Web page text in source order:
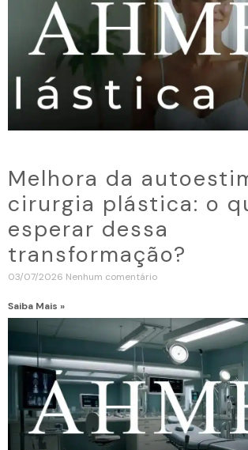
Melhora da
cirurgia plástica: o
esperar dessa
transformação?
03/07/2026 Nenhum comentário
Saiba Mais »